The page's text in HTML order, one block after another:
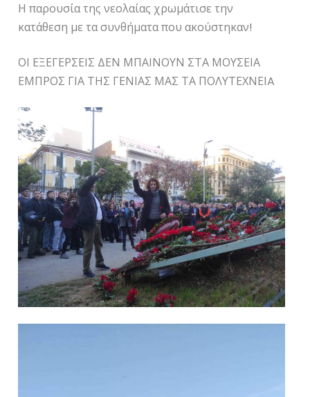
Η παρουσία της νεολαίας χρωμάτισε την
κατάθεση με τα συνθήματα που ακούστηκαν!
ΟΙ ΕΞΕΓΕΡΣΕΙΣ ΔΕΝ ΜΠΑΙΝΟΥΝ ΣΤΑ ΜΟΥΣΕΙΑ
ΕΜΠΡΟΣ ΓΙΑ ΤΗΣ ΓΕΝΙΑΣ ΜΑΣ ΤΑ ΠΟΛΥΤΕΧΝΕΙA